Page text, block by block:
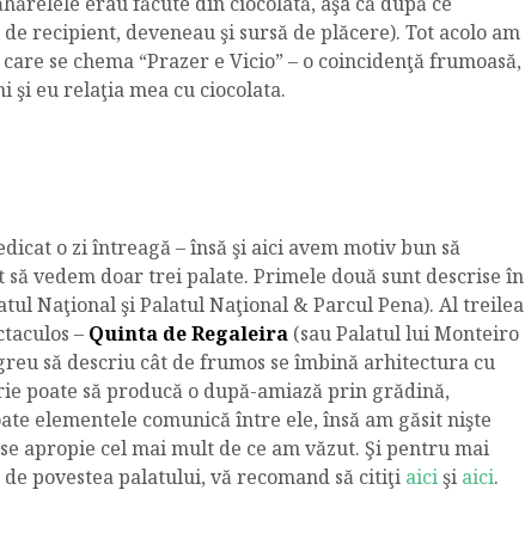
recipient, deveneau şi sursă de plăcere). Tot acolo am
se chema “Prazer e Vicio” – o coincidenţă frumoasă,
şi eu relaţia mea cu ciocolata.
o zi întreagă – însă şi aici avem motiv bun să
vedem doar trei palate. Primele două sunt descrise în
Naţional şi Palatul Naţional & Parcul Pena). Al treilea
– Quinta de Regaleira (sau Palatul lui Monteiro
să descriu cât de frumos se îmbină arhitectura cu
poate să producă o după-amiază prin grădină,
elementele comunică între ele, însă am găsit nişte
apropie cel mai mult de ce am văzut. Şi pentru mai
povestea palatului, vă recomand să citiţi aicişi aici.